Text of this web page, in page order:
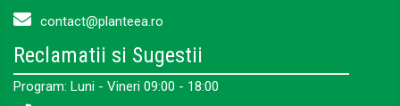
contact@planteea.ro
Reclamatii si Sugestii
Program: Luni - Vineri 09:00 - 18:00